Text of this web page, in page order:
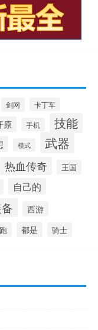
剑网 卡丁车
原 手机 技能
模式 武器
热血传奇 王国
自己的
西游
都是 骑士